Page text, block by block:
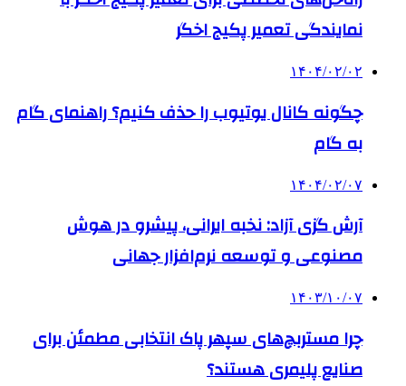
نمایندگی تعمیر پکیج اخگر
۱۴۰۴/۰۲/۰۲
چگونه کانال یوتیوب را حذف کنیم؟ راهنمای گام
‌به‌ گام
۱۴۰۴/۰۲/۰۷
آرش گزی آزاد: نخبه ایرانی، پیشرو در هوش
مصنوعی و توسعه نرم‌افزار جهانی
۱۴۰۳/۱۰/۰۷
چرا مستربچ‌های سپهر پاک انتخابی مطمئن برای
صنایع پلیمری هستند؟